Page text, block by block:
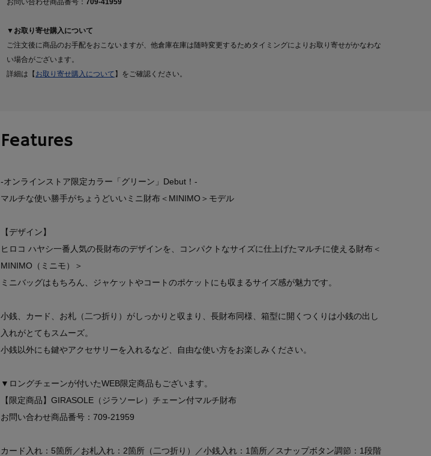
お問い合わせ商品番号： 709-41959
▼お取り寄せ購入について
ご注文後に商品のお手配をおこないますが、他倉庫在庫は随時変更するためタイミングによりお取り寄せがかなわな
い場合がございます。
詳細は【 お取り寄せ購入について 】をご確認ください。
Features
-オンラインストア限定カラー「グリーン」Debut！-
マルチな使い勝手がちょうどいいミニ財布＜MINIMO＞モデル
【デザイン】
ヒロコ ハヤシ一番人気の長財布のデザインを、コンパクトなサイズに仕上げたマルチに使える財布＜
MINIMO（ミニモ）＞
ミニバッグはもちろん、ジャケットやコートのポケットにも収まるサイズ感が魅力です。
小銭、カード、お札（二つ折り）がしっかりと収まり、長財布同様、箱型に開くつくりは小銭の出し
入れがとてもスムーズ。
小銭以外にも鍵やアクセサリーを入れるなど、自由な使い方をお楽しみください。
▼ロングチェーンが付いたWEB限定商品もございます。
【限定商品】GIRASOLE（ジラソーレ）チェーン付マルチ財布
お問い合わせ商品番号：709-21959
カード入れ：5箇所／お札入れ：2箇所（二つ折り）／小銭入れ：1箇所／スナップボタン調節：1段階